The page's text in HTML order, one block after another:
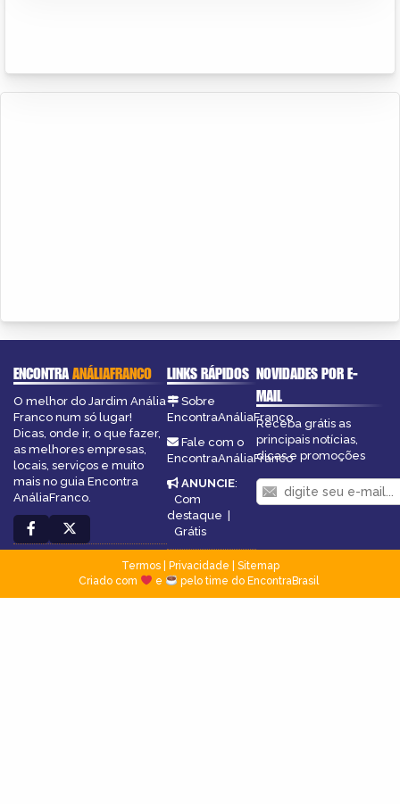
ENCONTRAANÁLIAFRANCO
O melhor do Jardim Anália
Franco num só lugar!
Dicas, onde ir, o que fazer,
as melhores empresas,
locais, serviços e muito
mais no guia Encontra
AnáliaFranco.
LINKS RÁPIDOS
Sobre
EncontraAnáliaFranco
Fale com o
EncontraAnáliaFranco
ANUNCIE:
Com
destaque |
Grátis
NOVIDADES POR E-
MAIL
Receba grátis as
principais notícias,
dicas e promoções
Termos| Privacidade
Sitemap
Criado com
e pelo time do EncontraBrasil